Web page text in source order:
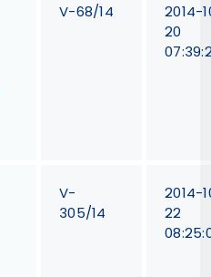
V-68/14
2014-
20
V-
305/14
2014-
22